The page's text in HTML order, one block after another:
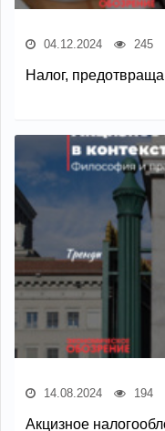
04.12.2024 245
Налог,
14.08.2024 194
Акцизное